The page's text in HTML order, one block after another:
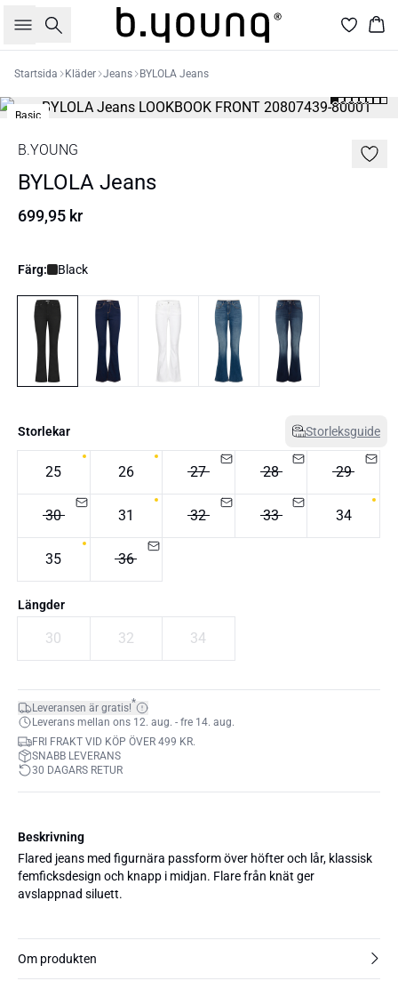
Sök
Startsida Kläder Jeans BYLOLA Jeans
Basic
B.YOUNG
BYLOLA Jeans
699,95 kr
Färg: Black
Storlekar Storleksguide
25 26 27 28 29
30 31 32 33 34
35 36
Längder
30 32 34
Leveransen är gratis!*
Leverans mellan ons 12. aug. - fre 14. aug.
FRI FRAKT VID KÖP ÖVER 499 KR.
SNABB LEVERANS
30 DAGARS RETUR
Beskrivning
Flared jeans med figurnära passform över höfter och lår, klassisk
femficksdesign och knapp i midjan. Flare från knät ger
avslappnad siluett.
Om produkten